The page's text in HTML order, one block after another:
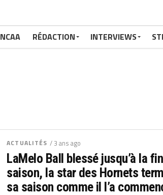
NCAA RÉDACTION INTERVIEWS
ACTUALITÉS / 3 ans ago
LaMelo Ball blessé jusqu’à la
saison, la star des Hornets
sa saison comme il l’a